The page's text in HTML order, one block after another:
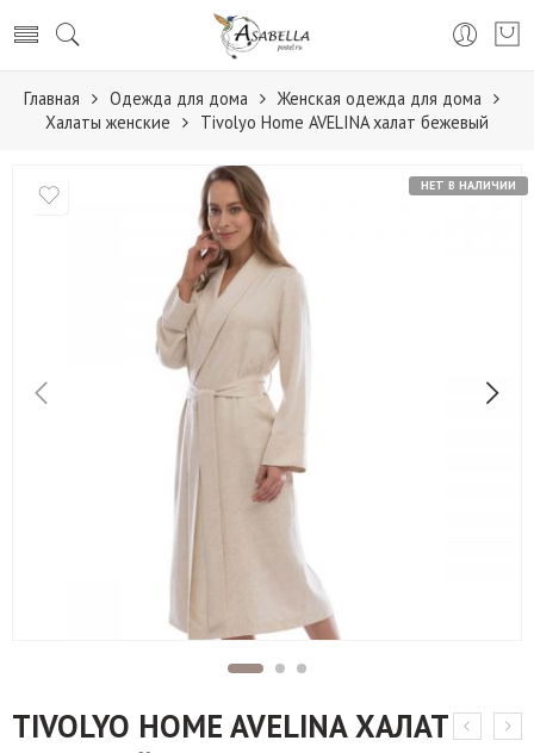
Главная Одежда для дома
Женская одежда для дома
Халаты женские
Tivolyo Home AVELINA халат бежевый
НЕТ В НАЛИЧИИ
TIVOLYO HOME AVELINA ХАЛАТ